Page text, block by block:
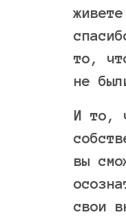
то,
не
И то,
вы
свои